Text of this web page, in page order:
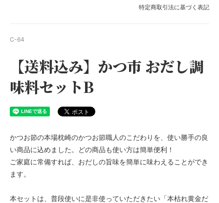
特定商取引法に基づく表記
C-64
【送料込み】かつ市 おだし調
味料セットB
かつお節の本場枕崎のかつお節職人のこだわりを、使い勝手の良
い商品に込めました。どの商品も使い方は簡単便利！
ご家庭に常備すれば、おだしの旨味を簡単に味わえることができ
ます。
本セットは、普段使いに是非使っていただきたい「本枯れ黄金だ